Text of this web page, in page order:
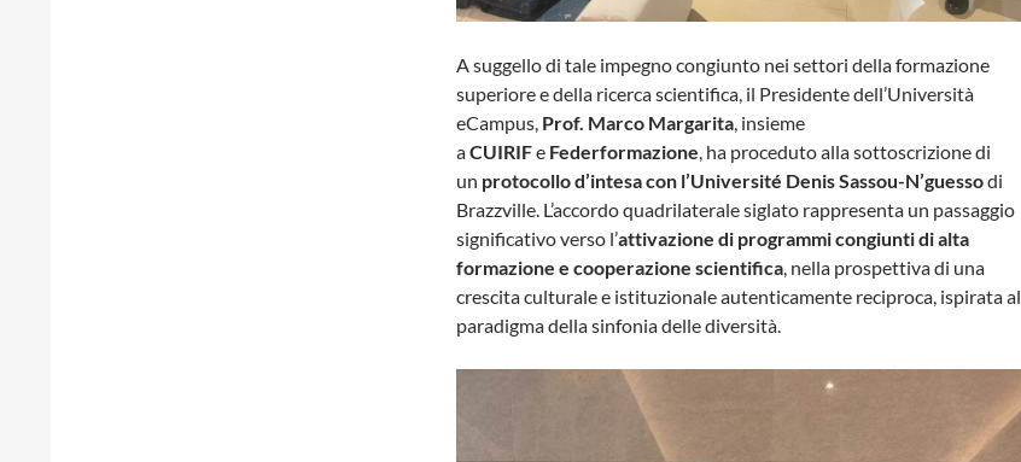
A suggello di tale impegno congiunto nei settori della formazione
superiore e della ricerca scientifica, il Presidente dell’Università
eCampus, Prof. Marco Margarita, insieme
aCUIRIFe Federformazione, ha proceduto alla sottoscrizione di
un protocollo d’intesa con l’Université Denis Sassou-N’guessodi
Brazzville. L’accordo quadrilaterale siglato rappresenta un passaggio
significativo verso l’attivazione di programmi congiunti di alta
formazione e cooperazione scientifica, nella prospettiva di una
crescita culturale e istituzionale autenticamente reciproca, ispirata al
paradigma della sinfonia delle diversità.